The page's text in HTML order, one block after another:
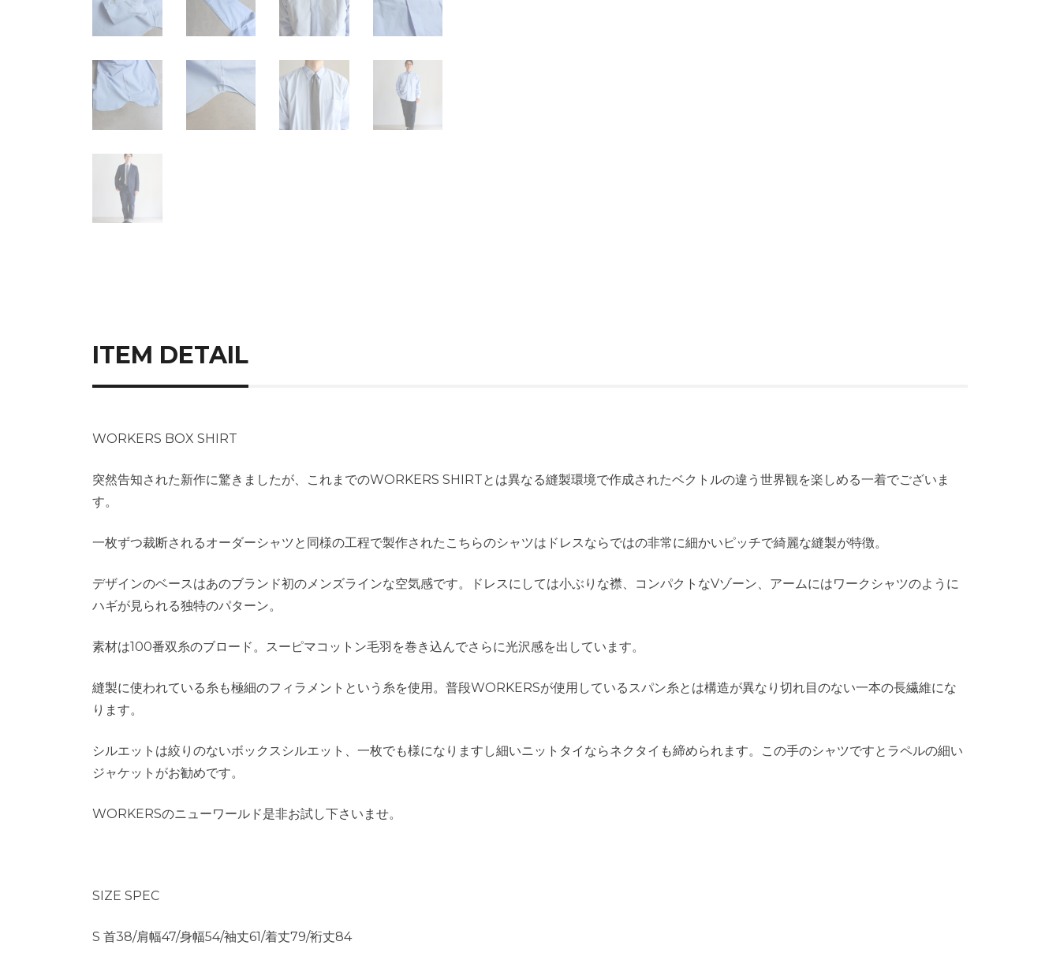
ITEM DETAIL
WORKERS BOX SHIRT
突然告知された新作に驚きましたが、これまでのWORKERS SHIRTとは異なる縫製環境で作成されたベクトルの違う世界観を楽しめる一着でございま
す。
一枚ずつ裁断されるオーダーシャツと同様の工程で製作されたこちらのシャツはドレスならではの非常に細かいピッチで綺麗な縫製が特徴。
デザインのベースはあのブランド初のメンズラインな空気感です。ドレスにしては小ぶりな襟、コンパクトなVゾーン、アームにはワークシャツのように
ハギが見られる独特のパターン。
素材は100番双糸のブロード。スーピマコットン毛羽を巻き込んでさらに光沢感を出しています。
縫製に使われている糸も極細のフィラメントという糸を使用。普段WORKERSが使用しているスパン糸とは構造が異なり切れ目のない一本の長繊維にな
ります。
シルエットは絞りのないボックスシルエット、一枚でも様になりますし細いニットタイならネクタイも締められます。この手のシャツですとラペルの細い
ジャケットがお勧めです。
WORKERSのニューワールド是非お試し下さいませ。
SIZE SPEC
S 首38/肩幅47/身幅54/袖丈61/着丈79/裄丈84